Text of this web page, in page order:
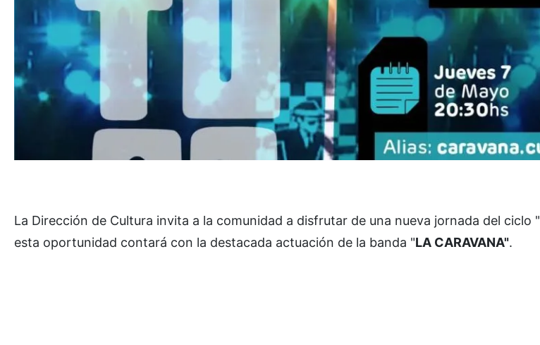
La Dirección de Cultura invita a la comunidad a disfrutar de una nueva jornada del ciclo "
esta oportunidad contará con la destacada actuación de la banda "LA CARAVANA".